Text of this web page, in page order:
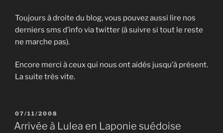
Toujours à droite du blog, vous pouvez aussi lire nos
derniers sms d’info via twitter (à suivre si tout le reste
ne marche pas).
Encore merci à ceux qui nous ont aidés jusqu’à présent.
La suite très vite.
PUBLIÉ
LE
07/11/2008
Arrivée à Lulea en Laponie suédoise